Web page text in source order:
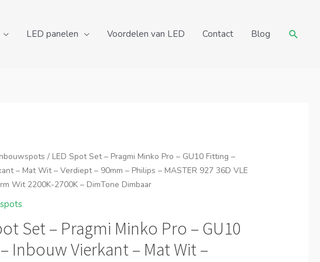
LED panelen Voordelen van LED Contact Blog
/ LED Spot Set – Pragmi Minko Pro – GU10 Fitting –
– Mat Wit – Verdiept – 90mm – Philips – MASTER 927 36D VLE
Wit 2200K-2700K – DimTone Dimbaar
Set – Pragmi Minko Pro – GU10
Inbouw Vierkant – Mat Wit –